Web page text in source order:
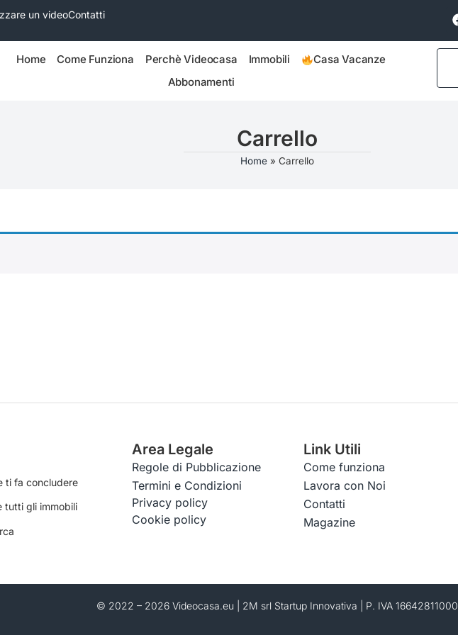
un videoContatti
Home Come Funziona Perchè Videocasa Immobili
Casa Vacanze
Abbonamenti
Carrello
Home » Carrello
ti fa concludere
tutti gli immobili
Area Legale
Regole di Pubblicazione
Termini e Condizioni
Privacy policy
Cookie policy
Link Utili
Come funziona
Lavora con Noi
Contatti
Magazine
© 2022 – 2026 Videocasa.eu | 2M srl Startup Innovativa | P. IVA 16642811000